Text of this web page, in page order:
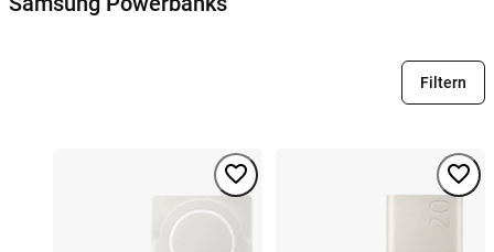
Filtern